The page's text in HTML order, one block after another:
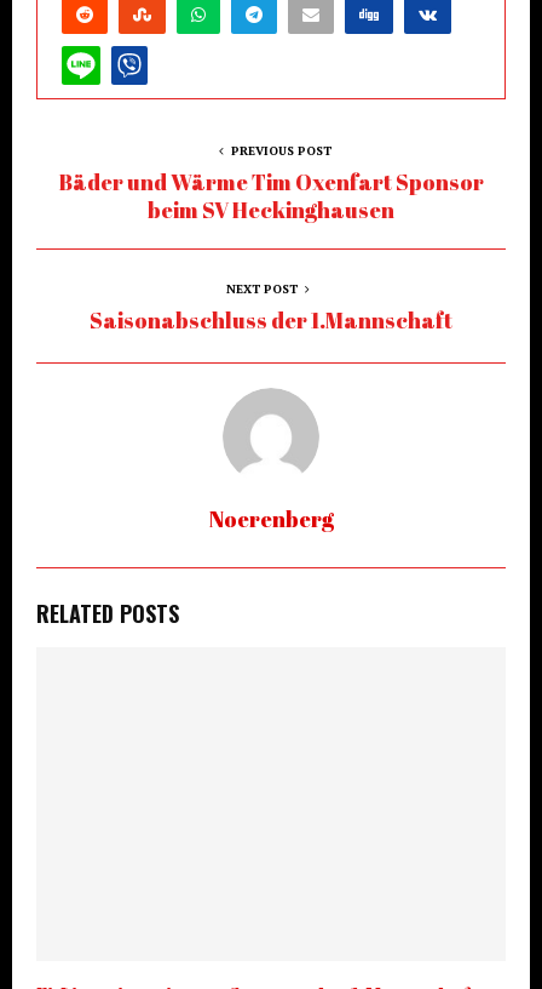
PREVIOUS POST
Bäder und Wärme Tim Oxenfart Sponsor
beim SV Heckinghausen
NEXT POST
Saisonabschluss der 1.Mannschaft
Noerenberg
RELATED POSTS